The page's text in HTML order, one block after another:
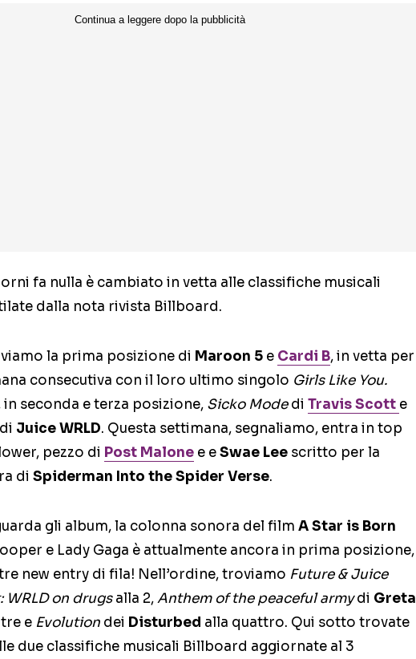
fa nulla è cambiato in vetta alle classifiche musicali
dalla nota rivista Billboard.
la prima posizione di Maroon 5 e Cardi B, in vetta per
consecutiva con il loro ultimo singolo Girls Like You.
seconda e terza posizione, Sicko Modedi Travis Scott e
Juice WRLD. Questa settimana, segnaliamo, entra in top
pezzo di Post Malone e eSwae Lee scritto per la
di Spiderman Into the Spider Verse.
gli album, la colonna sonora del film A Star is Born
e Lady Gaga è attualmente ancora in prima posizione,
new entry di fila! Nell’ordine, troviamo Future & Juice
WRLD on drugsalla 2,Anthem of the peaceful armydi Greta
e Evolution dei Disturbed alla quattro. Qui sotto trovate
due classifiche musicali Billboard aggiornate al 3